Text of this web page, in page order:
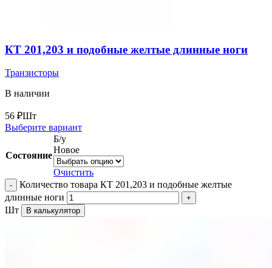
КТ 201,203 и подобные желтые длинные ноги
Транзисторы
В наличии
56 ₽Шт
Выберите вариант
Состояние
Б/у
Новое
Очистить
Количество товара КТ 201,203 и подобные желтые
длинные ноги
Шт
В калькулятор